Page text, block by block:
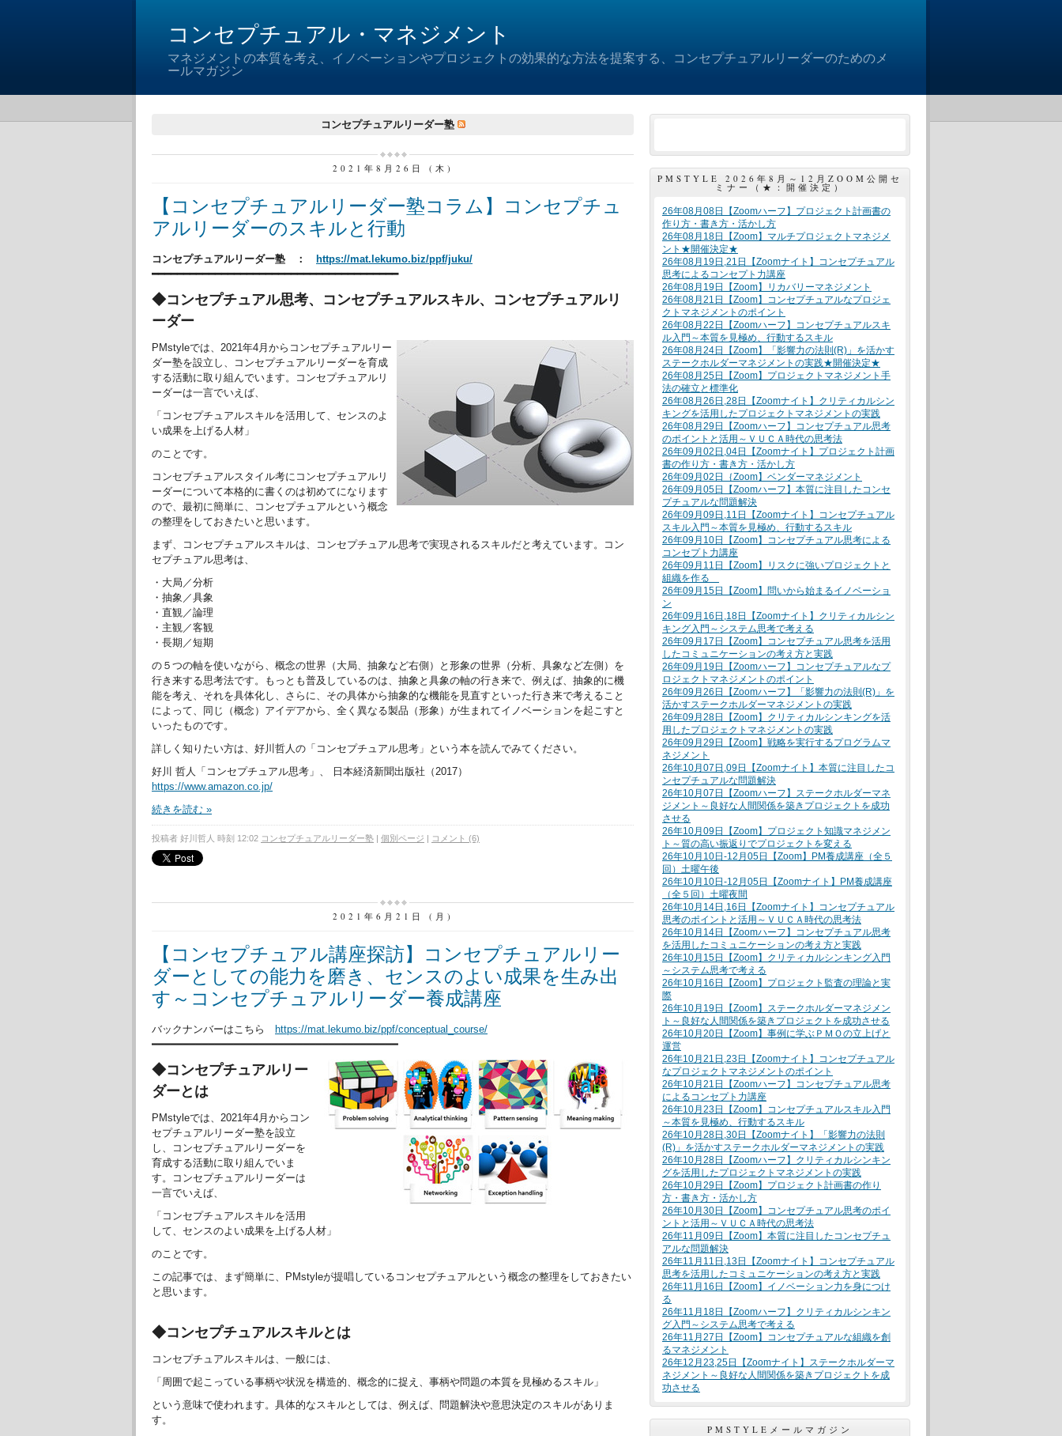
コンセプチュアル・マネジメント
マネジメントの本質を考え、イノベーションやプロジェクトの効果的な方法を提案する、コンセプチュアルリーダーのためのメ
ールマガジン
コンセプチュアルリーダー塾
2021年8月26日 (木)
【コンセプチュアルリーダー塾コラム】コンセプチュ
アルリーダーのスキルと行動
コンセプチュアルリーダー塾 ：
https://mat.lekumo.biz/ppf/juku/
━━━━━━━━━━━━━━━━━━━━━━━━━━━━━━━━━━━━━━━
◆コンセプチュアル思考、コンセプチュアルスキル、コンセプチュアルリ
ーダー
PMstyleでは、2021年4月からコンセプチュアルリー
ダー塾を設立し、コンセプチュアルリーダーを育成
する活動に取り組んでいます。コンセプチュアルリ
ーダーは一言でいえば、
「コンセプチュアルスキルを活用して、センスのよ
い成果を上げる人材」
のことです。
コンセプチュアルスタイル考にコンセプチュアルリ
ーダーについて本格的に書くのは初めてになります
ので、最初に簡単に、コンセプチュアルという概念
の整理をしておきたいと思います。
まず、コンセプチュアルスキルは、コンセプチュアル思考で実現されるスキルだと考えています。コン
セプチュアル思考は、
・大局／分析
・抽象／具象
・直観／論理
・主観／客観
・長期／短期
の５つの軸を使いながら、概念の世界（大局、抽象など右側）と形象の世界（分析、具象など左側）を
行き来する思考法です。もっとも普及しているのは、抽象と具象の軸の行き来で、例えば、抽象的に機
能を考え、それを具体化し、さらに、その具体から抽象的な機能を見直すといった行き来で考えること
によって、同じ（概念）アイデアから、全く異なる製品（形象）が生まれてイノベーションを起こすと
いったものです。
詳しく知りたい方は、好川哲人の「コンセプチュアル思考」という本を読んでみてください。
好川 哲人「コンセプチュアル思考」、 日本経済新聞出版社（2017）
https://www.amazon.co.jp/
続きを読む »
投稿者 好川哲人 時刻 12:02 コンセプチュアルリーダー塾 | 個別ページ | コメント (6)
2021年6月21日 (月)
【コンセプチュアル講座探訪】コンセプチュアルリー
ダーとしての能力を磨き、センスのよい成果を生み出
す～コンセプチュアルリーダー養成講座
バックナンバーはこちら
https://mat.lekumo.biz/ppf/conceptual_course/
━━━━━━━━━━━━━━━━━━━━━━━━━━━━━━━━━━━━━━━
◆コンセプチュアルリー
ダーとは
PMstyleでは、2021年4月からコン
セプチュアルリーダー塾を設立
し、コンセプチュアルリーダーを
育成する活動に取り組んでいま
す。コンセプチュアルリーダーは
一言でいえば、
「コンセプチュアルスキルを活用
して、センスのよい成果を上げる人材」
のことです。
この記事では、まず簡単に、PMstyleが提唱しているコンセプチュアルという概念の整理をしておきたい
と思います。
◆コンセプチュアルスキルとは
コンセプチュアルスキルは、一般には、
「周囲で起こっている事柄や状況を構造的、概念的に捉え、事柄や問題の本質を見極めるスキル」
という意味で使われます。具体的なスキルとしては、例えば、問題解決や意思決定のスキルがありま
す。
PMSTYLE 2026年8月～12月ZOOM公開セ
ミナー（★：開催決定）
26年08月08日【Zoomハーフ】プロジェクト計画書の
作り方・書き方・活かし方
26年08月18日【Zoom】マルチプロジェクトマネジメ
ント★開催決定★
26年08月19日,21日【Zoomナイト】コンセプチュアル
思考によるコンセプト力講座
26年08月19日【Zoom】リカバリーマネジメント
26年08月21日【Zoom】コンセプチュアルなプロジェ
クトマネジメントのポイント
26年08月22日【Zoomハーフ】コンセプチュアルスキ
ル入門～本質を見極め、行動するスキル
26年08月24日【Zoom】「影響力の法則(R)」を活かす
ステークホルダーマネジメントの実践★開催決定★
26年08月25日【Zoom】プロジェクトマネジメント手
法の確立と標準化
26年08月26日,28日【Zoomナイト】クリティカルシン
キングを活用したプロジェクトマネジメントの実践
26年08月29日【Zoomハーフ】コンセプチュアル思考
のポイントと活用～ＶＵＣＡ時代の思考法
26年09月02日,04日【Zoomナイト】プロジェクト計画
書の作り方・書き方・活かし方
26年09月02日｛Zoom】ベンダーマネジメント
26年09月05日【Zoomハーフ】本質に注目したコンセ
プチュアルな問題解決
26年09月09日,11日【Zoomナイト】コンセプチュアル
スキル入門～本質を見極め、行動するスキル
26年09月10日【Zoom】コンセプチュアル思考による
コンセプト力講座
26年09月11日【Zoom】リスクに強いプロジェクトと
組織を作る
26年09月15日【Zoom】問いから始まるイノベーショ
ン
26年09月16日,18日【Zoomナイト】クリティカルシン
キング入門～システム思考で考える
26年09月17日【Zoom】コンセプチュアル思考を活用
したコミュニケーションの考え方と実践
26年09月19日【Zoomハーフ】コンセプチュアルなプ
ロジェクトマネジメントのポイント
26年09月26日【Zoomハーフ】「影響力の法則(R)」を
活かすステークホルダーマネジメントの実践
26年09月28日【Zoom】クリティカルシンキングを活
用したプロジェクトマネジメントの実践
26年09月29日【Zoom】戦略を実行するプログラムマ
ネジメント
26年10月07日,09日【Zoomナイト】本質に注目したコ
ンセプチュアルな問題解決
26年10月07日【Zoomハーフ】ステークホルダーマネ
ジメント～良好な人間関係を築きプロジェクトを成功
させる
26年10月09日【Zoom】プロジェクト知識マネジメン
ト～質の高い振返りでプロジェクトを変える
26年10月10日-12月05日【Zoom】PM養成講座（全５
回）土曜午後
26年10月10日-12月05日【Zoomナイト】PM養成講座
（全５回）土曜夜間
26年10月14日,16日【Zoomナイト】コンセプチュアル
思考のポイントと活用～ＶＵＣＡ時代の思考法
26年10月14日【Zoomハーフ】コンセプチュアル思考
を活用したコミュニケーションの考え方と実践
26年10月15日【Zoom】クリティカルシンキング入門
～システム思考で考える
26年10月16日【Zoom】プロジェクト監査の理論と実
際
26年10月19日【Zoom】ステークホルダーマネジメン
ト～良好な人間関係を築きプロジェクトを成功させる
26年10月20日【Zoom】事例に学ぶＰＭＯの立上げと
運営
26年10月21日,23日【Zoomナイト】コンセプチュアル
なプロジェクトマネジメントのポイント
26年10月21日【Zoomハーフ】コンセプチュアル思考
によるコンセプト力講座
26年10月23日【Zoom】コンセプチュアルスキル入門
～本質を見極め、行動するスキル
26年10月28日,30日【Zoomナイト】「影響力の法則
(R)」を活かすステークホルダーマネジメントの実践
26年10月28日【Zoomハーフ】クリティカルシンキン
グを活用したプロジェクトマネジメントの実践
26年10月29日【Zoom】プロジェクト計画書の作り
方・書き方・活かし方
26年10月30日【Zoom】コンセプチュアル思考のポイ
ントと活用～ＶＵＣＡ時代の思考法
26年11月09日【Zoom】本質に注目したコンセプチュ
アルな問題解決
26年11月11日,13日【Zoomナイト】コンセプチュアル
思考を活用したコミュニケーションの考え方と実践
26年11月16日【Zoom】イノベーション力を身につけ
る
26年11月18日【Zoomハーフ】クリティカルシンキン
グ入門～システム思考で考える
26年11月27日【Zoom】コンセプチュアルな組織を創
るマネジメント
26年12月23,25日【Zoomナイト】ステークホルダーマ
ネジメント～良好な人間関係を築きプロジェクトを成
功させる
PMSTYLEメールマガジン